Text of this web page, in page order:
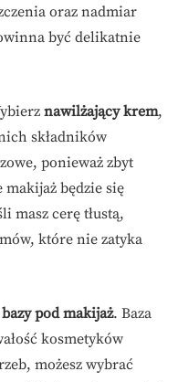
oraz nadmiar
być delikatnie
nawilżający krem,
składników
ponieważ zbyt
makijaż będzie się
masz cerę tłustą,
które nie zatyka
pod makijaż. Baza
kosmetyków
możesz wybrać